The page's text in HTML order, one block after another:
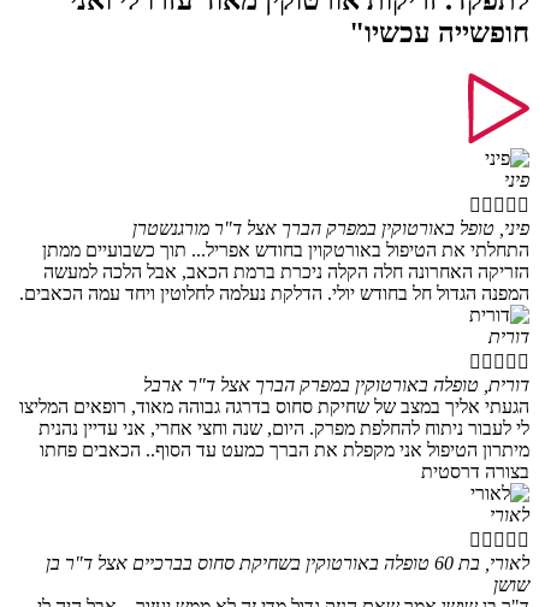
חופשייה עכשיו"
פיני
    
פיני, טופל באורטוקין במפרק הברך אצל ד"ר מורגנשטרן
התחלתי את הטיפול באורטקוין בחודש אפריל... תוך כשבועיים ממתן
הזריקה האחרונה חלה הקלה ניכרת ברמת הכאב, אבל הלכה למעשה
המפנה הגדול חל בחודש יולי. הדלקת נעלמה לחלוטין ויחד עמה הכאבים.
דורית
    
דורית, טופלה באורטוקין במפרק הברך אצל ד"ר ארבל
הגעתי אליך במצב של שחיקת סחוס בדרגה גבוהה מאוד, רופאים המליצו
לי לעבור ניתוח להחלפת מפרק. היום, שנה וחצי אחרי, אני עדיין נהנית
מיתרון הטיפול אני מקפלת את הברך כמעט עד הסוף.. הכאבים פחתו
בצורה דרסטית
לאורי
    
לאורי, בת 60 טופלה באורטוקין בשחיקת סחוס בברכיים אצל ד"ר בן
שושן